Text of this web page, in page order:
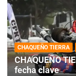
CHAQUEÑO TIERRA
CHAQUEÑO
fecha clave